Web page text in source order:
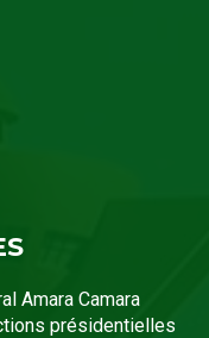
Amara Camara
présidentielles